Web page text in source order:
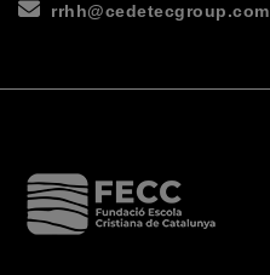
rrhh@cedetecgroup.com